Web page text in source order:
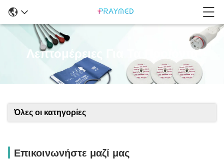
Λεπτομέρειες Για Τα Προϊόντα
Όλες οι κατηγορίες
Επικοινωνήστε μαζί μας